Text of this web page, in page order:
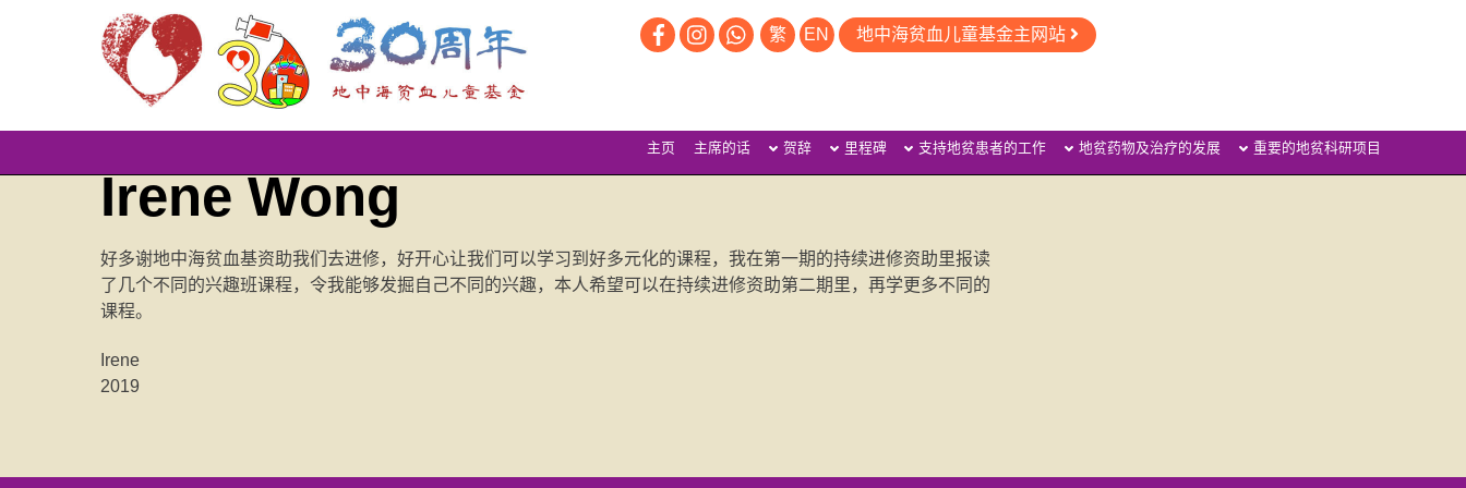
繁 EN 地中海贫血儿童基金主网站
主页 主席的话 贺辞 里程碑 支持地贫患者的工作 地贫药物及治疗的发展 重要的地贫科研项目
Irene Wong
好多谢地中海贫血基资助我们去进修，好开心让我们可以学习到好多元化的课程，我在第一期的持续进修资助里报读
了几个不同的兴趣班课程，令我能够发掘自己不同的兴趣，本人希望可以在持续进修资助第二期里，再学更多不同的
课程。
Irene
2019